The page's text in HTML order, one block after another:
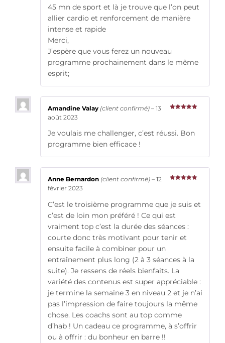
45 mn de sport et là je trouve que l’on peut
allier cardio et renforcement de manière
intense et rapide
Merci,
J’espère que vous ferez un nouveau
programme prochainement dans le même
esprit;
Amandine Valay (client confirmé) – 13
août 2023
Je voulais me challenger, c’est réussi. Bon
programme bien efficace !
Anne Bernardon (client confirmé) – 12
février 2023
C’est le troisième programme que je suis et
c’est de loin mon préféré ! Ce qui est
vraiment top c’est la durée des séances :
courte donc très motivant pour tenir et
ensuite facile à combiner pour un
entraînement plus long (2 à 3 séances à la
suite). Je ressens de réels bienfaits. La
variété des contenus est super appréciable :
je termine la semaine 3 en niveau 2 et je n’ai
pas l’impression de faire toujours la même
chose. Les coachs sont au top comme
d’hab ! Un cadeau ce programme, à s’offrir
ou à offrir : du bonheur en barre !!